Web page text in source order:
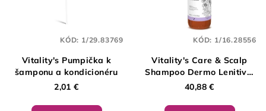
Vitality's Pumpička k
šamponu a kondicionéru
2,01 €
KÓD: 1/29.83769
Vitality's Care & Scalp
Shampoo Dermo Lenitivo,
1000 ml
40,88 €
KÓD: 1/16.28556